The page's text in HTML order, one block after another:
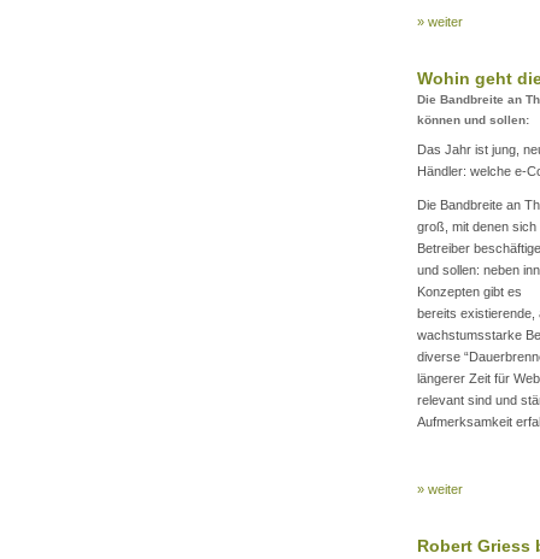
» weiter
Wohin geht
Die Bandbreite an
können und sollen:
Das Jahr ist jung,
Händler: welche e-
Die Bandbreite an
groß, mit denen sich
Betreiber
und sollen: neben
Konzepten gibt es
bereits existierende,
wachstumsstarke
diverse
längerer Zeit für
relevant sind und
Aufmerksamkeit
» weiter
Robert Griess